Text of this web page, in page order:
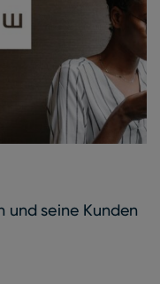
und seine Kunden